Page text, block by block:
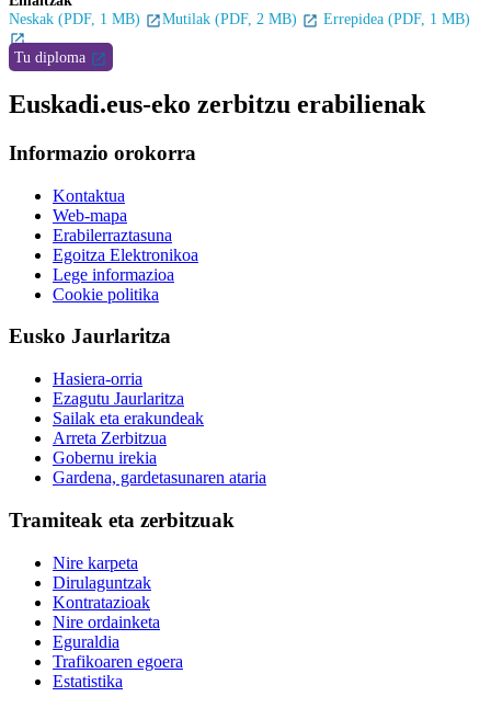
Neskak (PDF, 1 MB)
Mutilak (PDF, 2 MB) Errepidea (PDF, 1 MB)
Tu diploma
Euskadi.eus-eko zerbitzu erabilienak
Informazio orokorra
Kontaktua
Web-mapa
Erabilerraztasuna
Egoitza Elektronikoa
Lege informazioa
Cookie politika
Eusko Jaurlaritza
Hasiera-orria
Ezagutu Jaurlaritza
Sailak eta erakundeak
Arreta Zerbitzua
Gobernu irekia
Gardena, gardetasunaren ataria
Tramiteak eta zerbitzuak
Nire karpeta
Dirulaguntzak
Kontratazioak
Nire ordainketa
Eguraldia
Trafikoaren egoera
Estatistika